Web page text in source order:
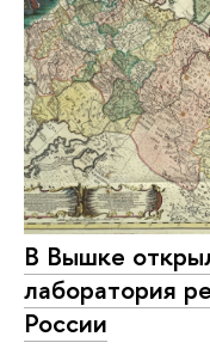
В Вышке
лаборатория
России